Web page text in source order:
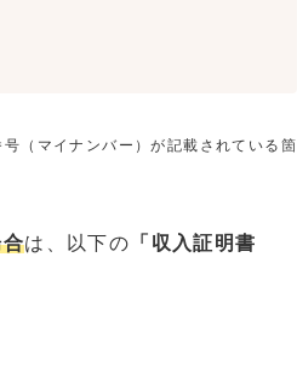
（マイナンバー）が記載されている箇
は、以下の 「収入証明書